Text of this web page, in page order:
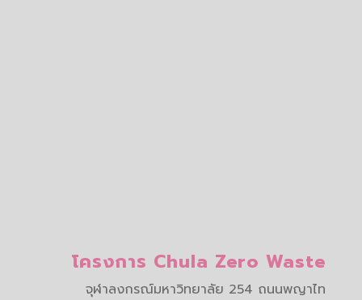
โครงการ Chula Zero Waste
จุฬาลงกรณ์มหาวิทยาลัย 254 ถนนพญาไท